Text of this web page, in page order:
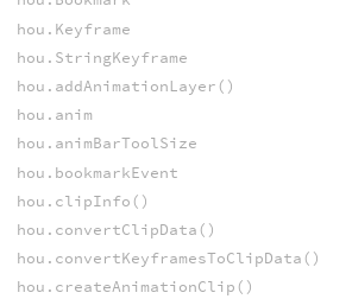
hou.Keyframe
hou.StringKeyframe
hou.addAnimationLayer()
hou.anim
hou.animBarToolSize
hou.bookmarkEvent
hou.clipInfo()
hou.convertClipData()
hou.convertKeyframesToClipData()
hou.createAnimationClip()